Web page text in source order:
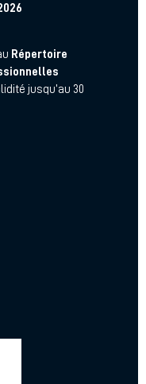
Répertoire
jusqu’au 30